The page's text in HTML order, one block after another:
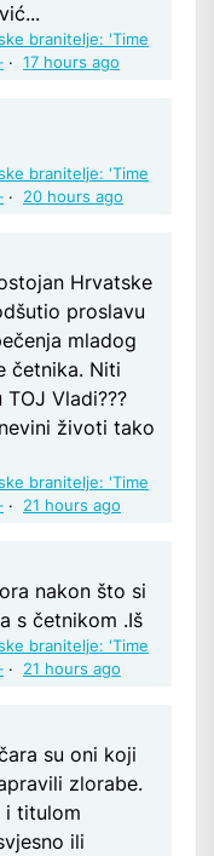
branitelje: 'Time
· 17 hours ago
branitelje: 'Time
· 20 hours ago
Hrvatske
proslavu
mladog
četnika. Niti
Vladi???
životi tako
branitelje: 'Time
· 21 hours ago
nakon što si
s četnikom .Iš
branitelje: 'Time
· 21 hours ago
su oni koji
zlorabe.
i titulom
ili